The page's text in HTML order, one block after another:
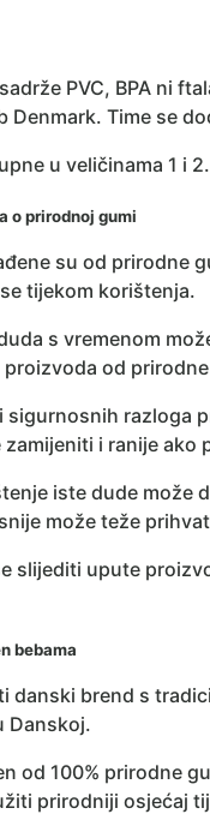
PVC, BPA ni
Denmark. Time se
u veličinama 1 i 2.
o prirodnoj gumi
su od prirodne
tijekom korištenja.
s vremenom
od
sigurnosnih razloga
zamijeniti i ranije
iste dude može
može teže
slijediti upute
bebama
danski brend s
Danskoj.
od 100% prirodne
prirodniji osjećaj